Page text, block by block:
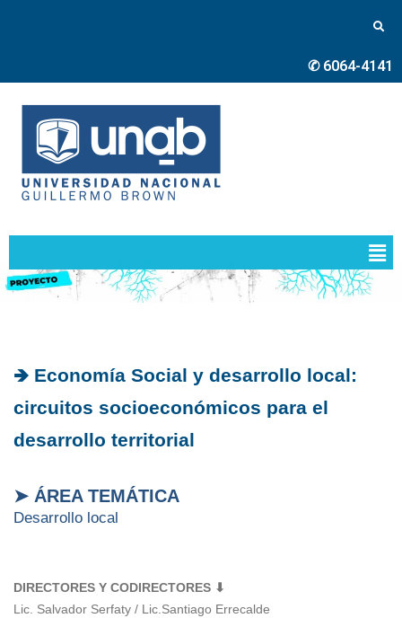
✆ 6064-4141
🡺 Economía Social y desarrollo local:
circuitos socioeconómicos para el
desarrollo territorial
➤ ÁREA TEMÁTICA
Desarrollo local
DIRECTORES Y CODIRECTORES ⬇
Lic. Salvador Serfaty / Lic.Santiago Errecalde